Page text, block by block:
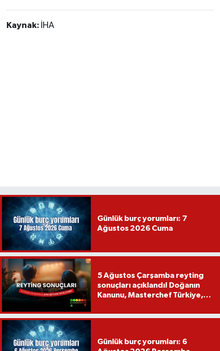
Kaynak: İHA
Günlük burç yorumları: 7
Ağustos 2026 Cuma
5 Ağustos Çarşamba reyting
sonuçları açıklandı! Doğanın
Kanunu, Masterchef Türkiye,
Günlük burç yorumları: 6